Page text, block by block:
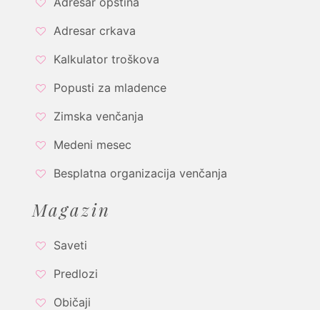
Adresar crkava
Kalkulator troškova
Popusti za mladence
Zimska venčanja
Medeni mesec
Besplatna organizacija venčanja
Magazin
Saveti
Predlozi
Običaji